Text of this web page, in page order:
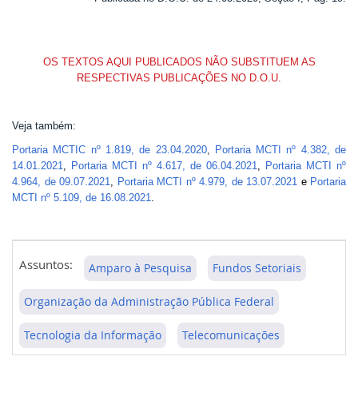
OS TEXTOS AQUI PUBLICADOS NÃO SUBSTITUEM AS
RESPECTIVAS PUBLICAÇÕES NO D.O.U.
Veja também:
Portaria MCTIC nº 1.819, de 23.04.2020, Portaria MCTI nº 4.382, de
14.01.2021, Portaria MCTI nº 4.617, de 06.04.2021, Portaria MCTI nº
4.964, de 09.07.2021, Portaria MCTI nº 4.979, de 13.07.2021 e Portaria
MCTI nº 5.109, de 16.08.2021.
Assuntos: Amparo à Pesquisa Fundos Setoriais
Organização da Administração Pública Federal
Tecnologia da Informação Telecomunicações